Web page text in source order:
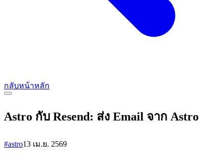
กลับหน้าหลัก
Astro กับ Resend: ส่ง Email จาก Astro
#astro13 เม.ย. 2569